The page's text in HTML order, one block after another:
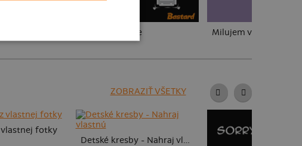
USB pripojenie Milujem váľanie
ZOBRAZIŤ VŠETKY
fotky
Detské kresby - Nahraj vlastnú